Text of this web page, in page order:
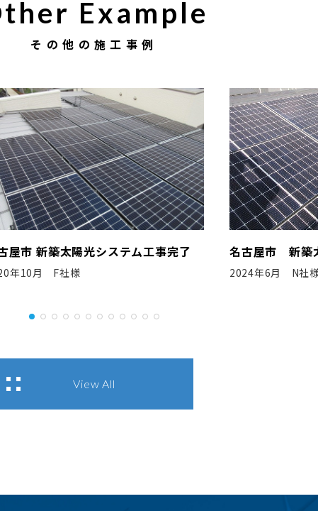
Example
その他の施工事例
屋市 新築太陽光システム工事完了
年6月 N社様
豊川市 新築太
2020年9月 S工
View All